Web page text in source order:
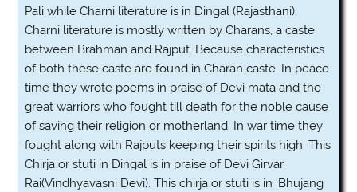
Pali while Charni literature is in Dingal (Rajasthani).
Charni literature is mostly written by Charans, a caste
between Brahman and Rajput. Because characteristics
of both these caste are found in Charan caste. In peace
time they wrote poems in praise of Devi mata and the
great warriors who fought till death for the noble cause
of saving their religion or motherland. In war time they
fought along with Rajputs keeping their spirits high. This
Chirja or stuti in Dingal is in praise of Devi Girvar
Rai(Vindhyavasni Devi). This chirja or stuti is in ‘Bhujang